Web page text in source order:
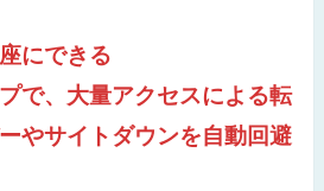
にできる
で、大量アクセスによる転
やサイトダウンを自動回避